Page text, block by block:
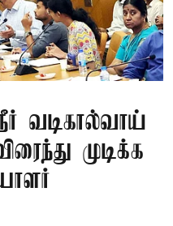
வடிகால்வாய்
முடிக்க